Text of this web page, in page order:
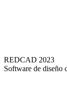
REDCAD 2023
Software de diseño